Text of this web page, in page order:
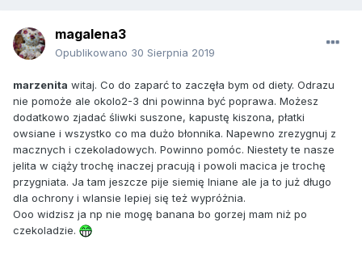
magalena3
Opublikowano 30 Sierpnia 2019
marzenita witaj. Co do zaparć to zaczęła bym od diety. Odrazu
nie pomoże ale okolo2-3 dni powinna być poprawa. Możesz
dodatkowo zjadać śliwki suszone, kapustę kiszona, płatki
owsiane i wszystko co ma dużo błonnika. Napewno zrezygnuj z
macznych i czekoladowych. Powinno pomóc. Niestety te nasze
jelita w ciąży trochę inaczej pracują i powoli macica je trochę
przygniata. Ja tam jeszcze pije siemię lniane ale ja to już długo
dla ochrony i wlansie lepiej się też wypróżnia.
Ooo widzisz ja np nie mogę banana bo gorzej mam niż po
czekoladzie.